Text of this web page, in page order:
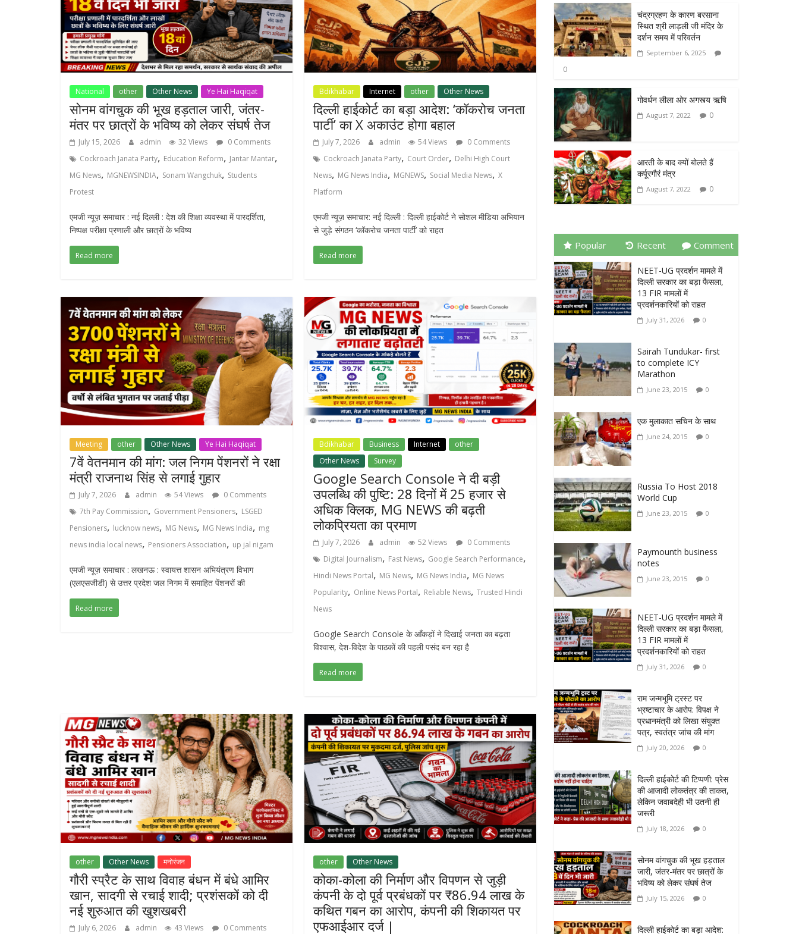
National other Other News Ye Hai Haqiqat
सोनम वांगचुक की भूख हड़ताल जारी, जंतर-
मंतर पर छात्रों के भविष्य को लेकर संघर्ष तेज
July 15, 2026 admin 32 Views
0 Comments
Cockroach Janata Party, Education Reform, Jantar Mantar,
MG News, MGNEWSINDIA, Sonam Wangchuk, Students
Protest
एमजी न्यूज़ समाचार : नई दिल्ली : देश की शिक्षा व्यवस्था में पारदर्शिता,
निष्पक्ष परीक्षा प्रणाली और छात्रों के भविष्य
Read more
Bdikhabar Internet other Other News
दिल्ली हाईकोर्ट का बड़ा आदेश: ‘कॉकरोच जनता
पार्टी’ का X अकाउंट होगा बहाल
July 7, 2026 admin 54 Views
0 Comments
Cockroach Janata Party, Court Order, Delhi High Court
News, MG News India, MGNEWS, Social Media News,X
Platform
एमजी न्यूज़ समाचार: नई दिल्ली : दिल्ली हाईकोर्ट ने सोशल मीडिया अभियान
से जुड़े संगठन ‘कॉकरोच जनता पार्टी’ को राहत
Read more
Meeting other Other News Ye Hai Haqiqat
7वें वेतनमान की मांग: जल निगम पेंशनरों ने रक्षा
मंत्री राजनाथ सिंह से लगाई गुहार
July 7, 2026 admin 54 Views
0 Comments
7th Pay Commission, Government Pensioners, LSGED
Pensioners, lucknow news, MG News, MG News India, mg
news india local news, Pensioners Association, up jal nigam
एमजी न्यूज़ समाचार : लखनऊ : स्वायत्त शासन अभियंत्रण विभाग
(एलएसजीडी) से उत्तर प्रदेश जल निगम में समाहित पेंशनरों की
Read more
Bdikhabar Business Internet
other
Other News
Survey
Google Search Console ने दी बड़ी
उपलब्धि की पुष्टि: 28 दिनों में 25 हजार से
अधिक क्लिक, MG NEWS की बढ़ती
लोकप्रियता का प्रमाण
July 7, 2026 admin 52 Views
0 Comments
Digital Journalism, Fast News, Google Search Performance,
Hindi News Portal, MG News, MG News India, MG News
Popularity, Online News Portal, Reliable News,Trusted Hindi
News
Google Search Console के आँकड़ों ने दिखाई जनता का बढ़ता
विश्वास, देश-विदेश के पाठकों की पहली पसंद बन रहा है
Read more
other Other News मनोरंजन
गौरी स्प्रैट के साथ विवाह बंधन में बंधे आमिर
खान, सादगी से रचाई शादी; प्रशंसकों को दी
नई शुरुआत की खुशखबरी
July 6, 2026 admin 43 Views 0 Comments
other Other News
कोका-कोला की निर्माण और विपणन से जुड़ी
कंपनी के दो पूर्व प्रबंधकों पर ₹86.94 लाख के
कथित गबन का आरोप, कंपनी की शिकायत पर
एफआईआर दर्ज |
चंद्रग्रहण के कारण बरसाना
स्थित श्री लाड़ली जी मंदिर के
दर्शन समय में परिवर्तन
September 6, 2025
0
गोवर्धन लीला ओर अगस्त्य ऋषि
August 7, 2022 0
आरती के बाद क्यों बोलते हैं
कर्पूरगौरं मंत्र
August 7, 2022 0
Popular Recent Comment
NEET-UG प्रदर्शन मामले में
दिल्ली सरकार का बड़ा फैसला,
13 FIR मामलों में
प्रदर्शनकारियों को राहत
July 31, 2026 0
Sairah Tundukar- first
to complete ICY
Marathon
June 23, 2015 0
एक मुलाकात सचिन के साथ
June 24, 2015 0
Russia To Host 2018
World Cup
June 23, 2015 0
Paymounth business
notes
June 23, 2015 0
NEET-UG प्रदर्शन मामले में
दिल्ली सरकार का बड़ा फैसला,
13 FIR मामलों में
प्रदर्शनकारियों को राहत
July 31, 2026 0
राम जन्मभूमि ट्रस्ट पर
भ्रष्टाचार के आरोप: विपक्ष ने
प्रधानमंत्री को लिखा संयुक्त
पत्र, स्वतंत्र जांच की मांग
July 20, 2026 0
दिल्ली हाईकोर्ट की टिप्पणी: प्रेस
की आजादी लोकतंत्र की ताकत,
लेकिन जवाबदेही भी उतनी ही
जरूरी
July 18, 2026 0
सोनम वांगचुक की भूख हड़ताल
जारी, जंतर-मंतर पर छात्रों के
भविष्य को लेकर संघर्ष तेज
July 15, 2026 0
दिल्ली हाईकोर्ट का बड़ा आदेश: